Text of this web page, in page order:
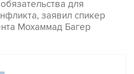
для
заявил спикер
Мохаммад Багер